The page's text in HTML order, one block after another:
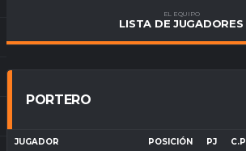
EL EQUIPO
LISTA DE JUGADORES
PORTERO
JUGADOR POSICIÓN PJ C.P